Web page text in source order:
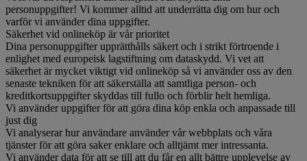
personuppgifter! Vi kommer alltid att underrätta dig om hur och
varför vi använder dina uppgifter.
Säkerhet vid onlineköp är vår prioritet
Dina personuppgifter upprätthålls säkert och i strikt förtroende i
enlighet med europeisk lagstiftning om dataskydd. Vi vet att
säkerhet är mycket viktigt vid onlineköp så vi använder oss av den
senaste tekniken för att säkerställa att samtliga person- och
kreditkortsuppgifter skyddas till fullo och förblir helt hemliga.
Vi använder uppgifter för att göra dina köp enkla och anpassade till
just dig
Vi analyserar hur användare använder vår webbplats och våra
tjänster för att göra saker enklare och alltjämt mer intressanta.
Vi använder data för att se till att du får en allt bättre upplevelse av